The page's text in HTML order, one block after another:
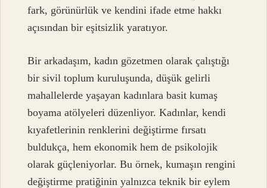
fark, görünürlük ve kendini ifade etme hakkı
açısından bir eşitsizlik yaratıyor.
Bir arkadaşım, kadın gözetmen olarak çalıştığı
bir sivil toplum kuruluşunda, düşük gelirli
mahallelerde yaşayan kadınlara basit kumaş
boyama atölyeleri düzenliyor. Kadınlar, kendi
kıyafetlerinin renklerini değiştirme fırsatı
buldukça, hem ekonomik hem de psikolojik
olarak güçleniyorlar. Bu örnek, kumaşın rengini
değiştirme pratiğinin yalnızca teknik bir eylem